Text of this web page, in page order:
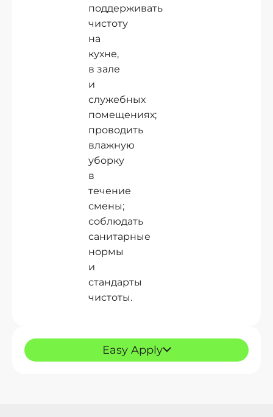
поддерживать
чистоту
на
кухне,
в зале
и
служебных
помещениях;
проводить
влажную
уборку
в
течение
смены;
соблюдать
санитарные
нормы
и
стандарты
чистоты.
Easy Apply